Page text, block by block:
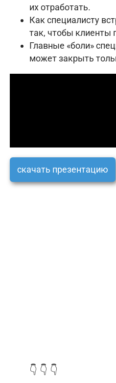
их отработать.
Как специалисту
так, чтобы клиенты
Главные «боли»
может закрыть
скачать презентацию
👇 👇 👇